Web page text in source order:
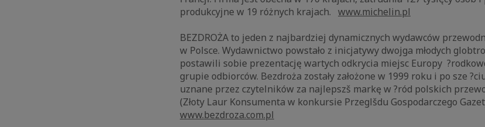
produkcyjne w 19 różnych krajach. www.michelin.pl
BEZDROŻA to jeden z najbardziej dynamicznych wydawców
w Polsce. Wydawnictwo powstało z inicjatywy dwojga młodych
postawili sobie prezentację wartych odkrycia miejsc Europy
grupie odbiorców. Bezdroża zostały założone w 1999 roku i po sze
uznane przez czytelników za najlepszš markę w ?ród polskich
(Złoty Laur Konsumenta w konkursie Przeglšdu Gospodarczego
www.bezdroza.com.pl